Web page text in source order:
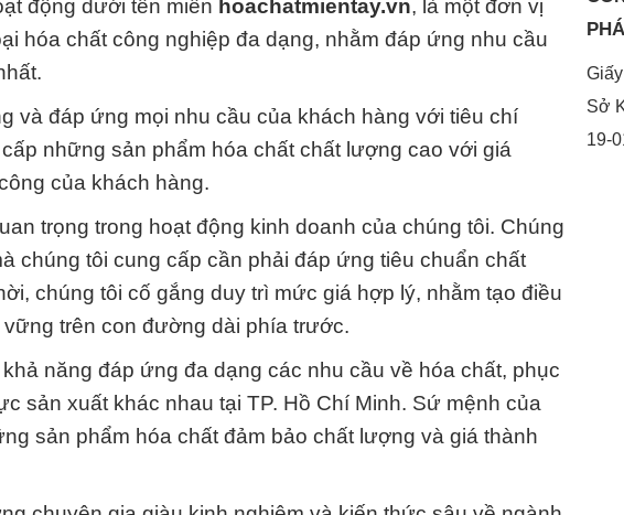
động dưới tên miền hoachatmientay.vn, là một đơn vị
hóa chất công nghiệp đa dạng, nhằm đáp ứng nhu cầu
và đáp ứng mọi nhu cầu của khách hàng với tiêu chí
những sản phẩm hóa chất chất lượng cao với giá
của khách hàng.
trọng trong hoạt động kinh doanh của chúng tôi. Chúng
chúng tôi cung cấp cần phải đáp ứng tiêu chuẩn chất
chúng tôi cố gắng duy trì mức giá hợp lý, nhằm tạo điều
trên con đường dài phía trước.
năng đáp ứng đa dạng các nhu cầu về hóa chất, phục
sản xuất khác nhau tại TP. Hồ Chí Minh. Sứ mệnh của
sản phẩm hóa chất đảm bảo chất lượng và giá thành
Sở
19-